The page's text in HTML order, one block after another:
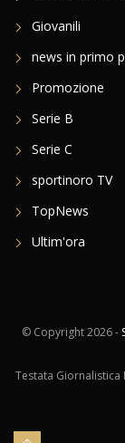
Giovanili
news in primo
Promozione
Serie B
Serie C
sportinoro TV
TopNews
Ultim'ora
© Copyright2026 -
Testata Giornalistica